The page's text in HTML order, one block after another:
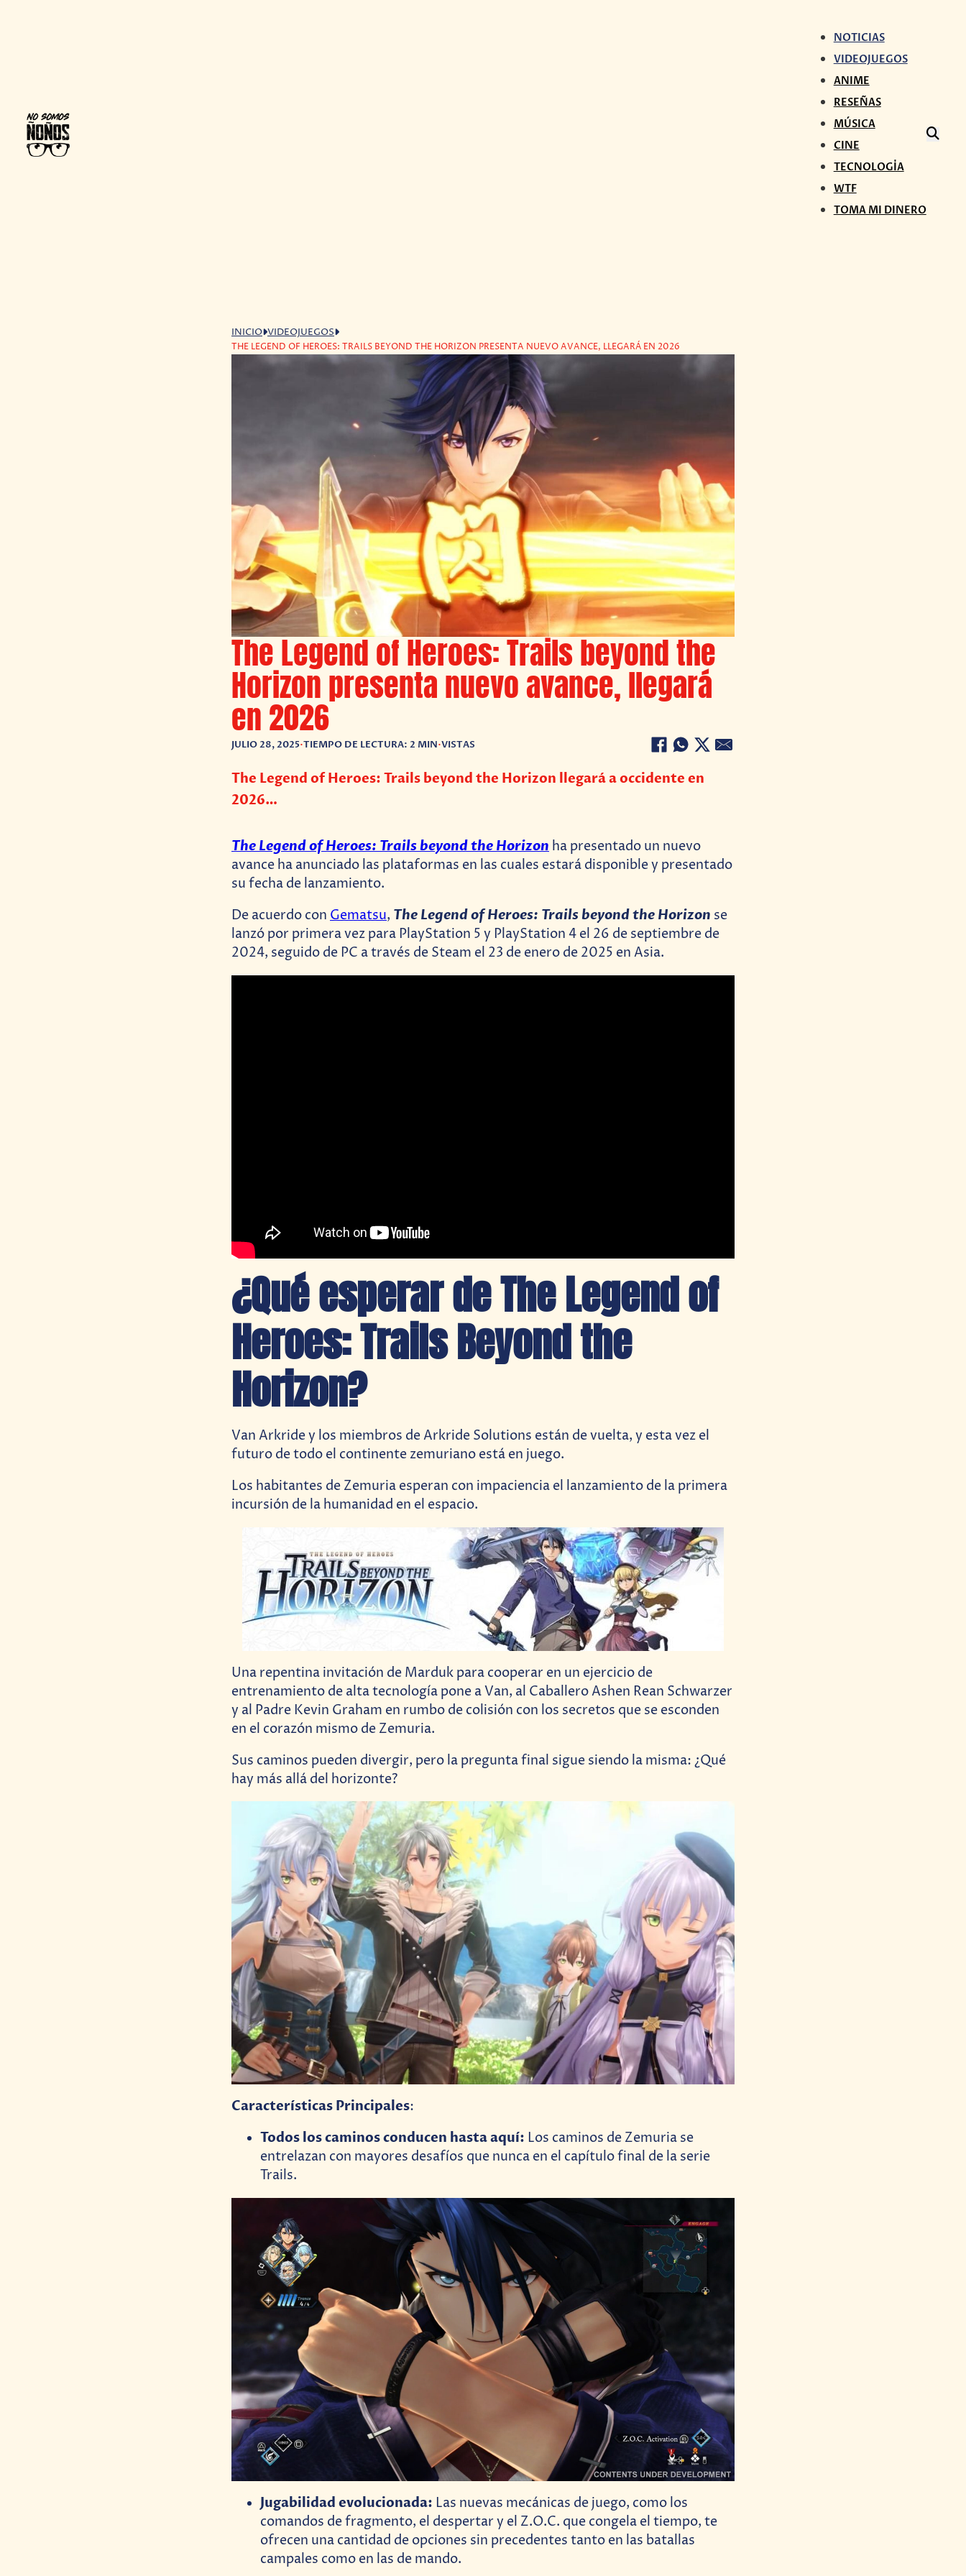
NOTICIAS
VIDEOJUEGOS
ANIME
RESEÑAS
MÚSICA
CINE
TECNOLOGÍA
WTF
TOMA MI DINERO
INICIO VIDEOJUEGOS
THE LEGEND OF HEROES: TRAILS BEYOND THE HORIZON PRESENTA NUEVO AVANCE, LLEGARÁ EN 2026
The Legend of Heroes: Trails beyond the
Horizon presenta nuevo avance, llegará
en 2026
JULIO 28, 2025•TIEMPO DE LECTURA: 2 MIN•VISTAS
The Legend of Heroes: Trails beyond the Horizon llegará a occidente en
2026…
The Legend of Heroes: Trails beyond the Horizon ha presentado un nuevo
avance ha anunciado las plataformas en las cuales estará disponible y presentado
su fecha de lanzamiento.
De acuerdo con Gematsu, The Legend of Heroes: Trails beyond the Horizon se
lanzó por primera vez para PlayStation 5 y PlayStation 4 el 26 de septiembre de
2024, seguido de PC a través de Steam el 23 de enero de 2025 en Asia.
¿Qué esperar de The Legend of
Heroes: Trails Beyond the
Horizon?
Van Arkride y los miembros de Arkride Solutions están de vuelta, y esta vez el
futuro de todo el continente zemuriano está en juego.
Los habitantes de Zemuria esperan con impaciencia el lanzamiento de la primera
incursión de la humanidad en el espacio.
Una repentina invitación de Marduk para cooperar en un ejercicio de
entrenamiento de alta tecnología pone a Van, al Caballero Ashen Rean Schwarzer
y al Padre Kevin Graham en rumbo de colisión con los secretos que se esconden
en el corazón mismo de Zemuria.
Sus caminos pueden divergir, pero la pregunta final sigue siendo la misma: ¿Qué
hay más allá del horizonte?
Características Principales:
Todos los caminos conducen hasta aquí: Los caminos de Zemuria se
entrelazan con mayores desafíos que nunca en el capítulo final de la serie
Trails.
Jugabilidad evolucionada: Las nuevas mecánicas de juego, como los
comandos de fragmento, el despertar y el Z.O.C. que congela el tiempo, te
ofrecen una cantidad de opciones sin precedentes tanto en las batallas
campales como en las de mando.